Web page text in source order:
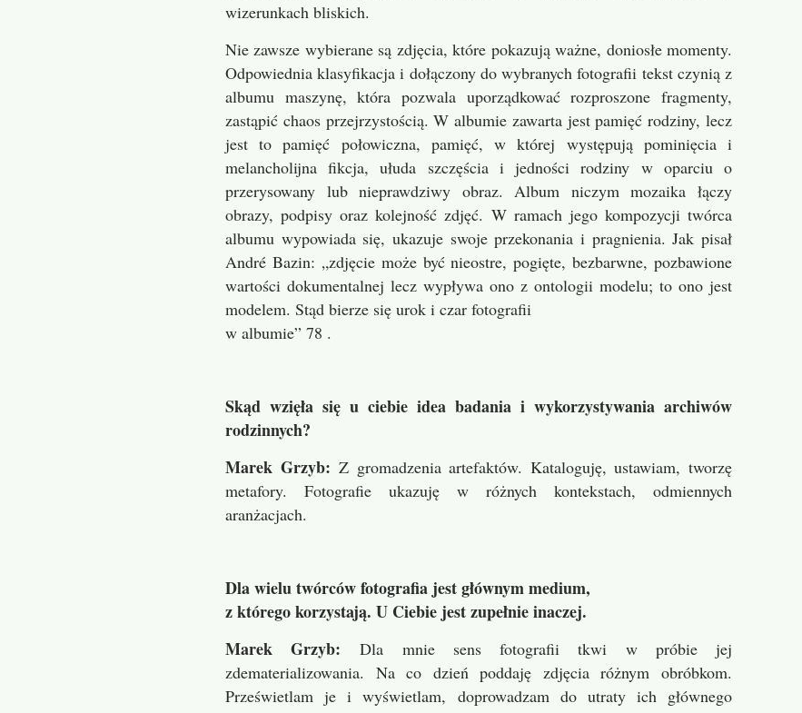
wizerunkach bliskich.
Nie zawsze wybierane są zdjęcia, które pokazują ważne, doniosłe momenty.
Odpowiednia klasyfikacja i dołączony do wybranych fotografii tekst czynią z
albumu maszynę, która pozwala uporządkować rozproszone fragmenty,
zastąpić chaos przejrzystością. W albumie zawarta jest pamięć rodziny, lecz
jest to pamięć połowiczna, pamięć, w której występują pominięcia i
melancholijna fikcja, ułuda szczęścia i jedności rodziny w oparciu o
przerysowany lub nieprawdziwy obraz. Album niczym mozaika łączy
obrazy, podpisy oraz kolejność zdjęć. W ramach jego kompozycji twórca
albumu wypowiada się, ukazuje swoje przekonania i pragnienia. Jak pisał
André Bazin: „zdjęcie może być nieostre, pogięte, bezbarwne, pozbawione
wartości dokumentalnej lecz wypływa ono z ontologii modelu; to ono jest
modelem. Stąd bierze się urok i czar fotografii
w albumie” 78 .
Skąd wzięła się u ciebie idea badania i wykorzystywania archiwów
rodzinnych?
Marek Grzyb:Z gromadzenia artefaktów. Kataloguję, ustawiam, tworzę
metafory. Fotografie ukazuję w różnych kontekstach, odmiennych
aranżacjach.
Dla wielu twórców fotografia jest głównym medium,
z którego korzystają. U Ciebie jest zupełnie inaczej.
Marek Grzyb:Dla mnie sens fotografii tkwi w próbie jej
zdematerializowania. Na co dzień poddaję zdjęcia różnym obróbkom.
Prześwietlam je i wyświetlam, doprowadzam do utraty ich głównego